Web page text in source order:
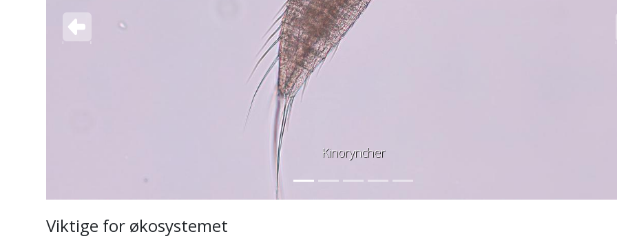
Kinoryncher
Forrige
Neste
Viktige for økosystemet